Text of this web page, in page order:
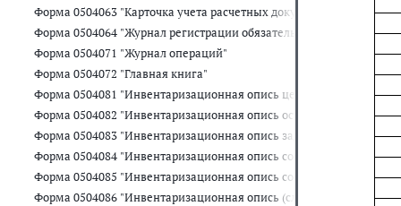
Форма 0504063 "Карточка учета расчетных документов,
Форма 0504064 "Журнал регистрации обязательств"
Форма 0504071 "Журнал операций"
Форма 0504072 "Главная книга"
Форма 0504081 "Инвентаризационная опись ценных бумаг"
Форма 0504082 "Инвентаризационная опись остатков на счетах
Форма 0504083 "Инвентаризационная опись задолженности по
Форма 0504084 "Инвентаризационная опись состояния
Форма 0504085 "Инвентаризационная опись состояния
Форма 0504086 "Инвентаризационная опись (сличительная